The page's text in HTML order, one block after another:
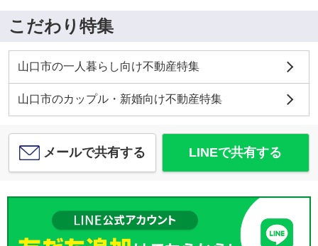
こだわり特集
山口市の一人暮らし向け不動産特集
山口市のカップル・新婚向け不動産特集
メールで共有する LINEで共有する